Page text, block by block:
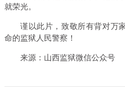
就荣光。
谨以此片，致敬所有背对万
命的监狱人民警察！
来源：山西监狱微信公众号